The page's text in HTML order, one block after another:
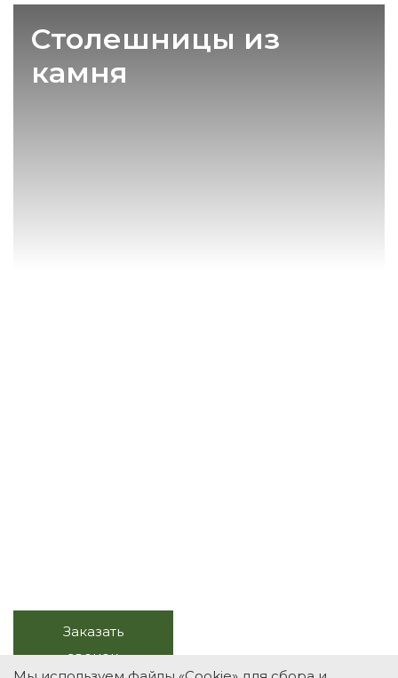
Столешницы из
камня
Заказать
звонок